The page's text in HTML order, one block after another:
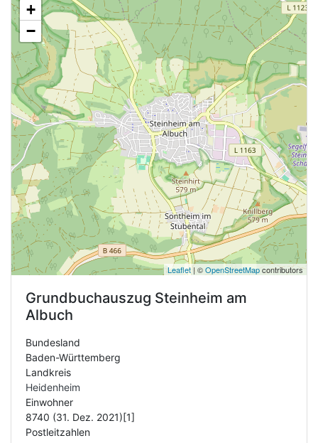
+
−
Leaflet | ©OpenStreetMapcontributors
Grundbuchauszug Steinheim am
Albuch
Bundesland
Baden-Württemberg
Landkreis
Heidenheim
Einwohner
8740 (31. Dez. 2021)[1]
Postleitzahlen